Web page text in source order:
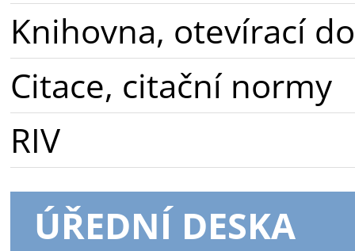
Knihovna, otevírací
Citace, citační normy
RIV
ÚŘEDNÍ DESKA